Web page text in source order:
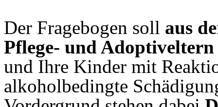
Der Fragebogen soll aus
Pflege- und Adoptiveltern
und Ihre Kinder mit
alkoholbedingte